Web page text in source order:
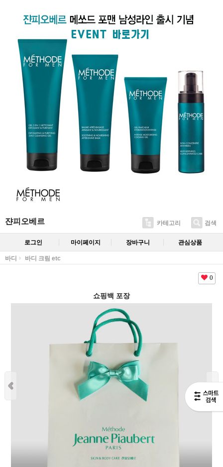
쟌피오베르 카테고리 검색
로그인 마이페이지 장바구니 관심상품
바디 바디 크림 etc
0
쇼핑백 포장